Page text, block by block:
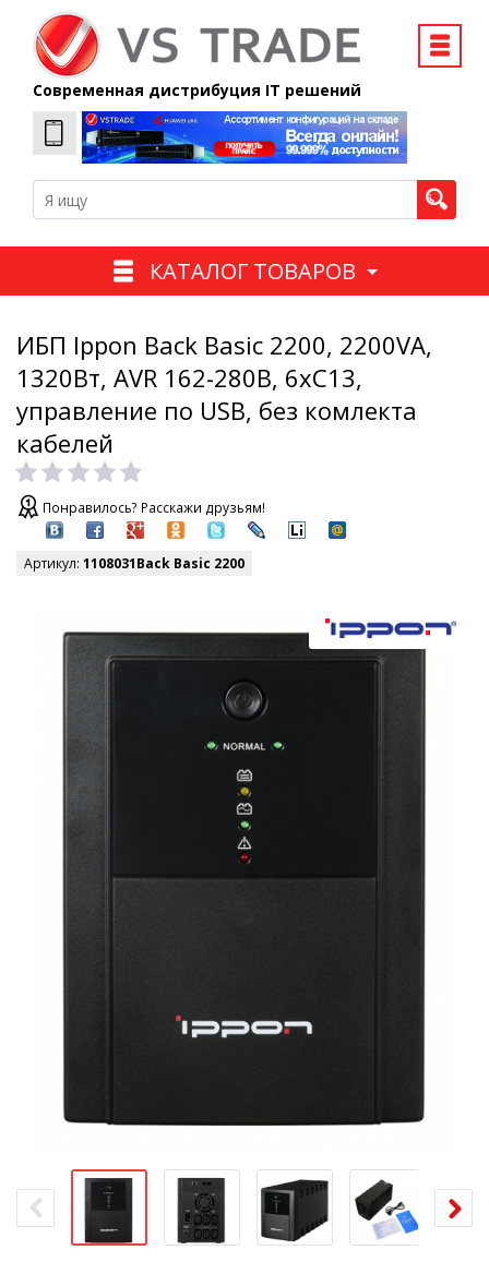
Современная дистрибуция IT решений
КАТАЛОГ ТОВАРОВ
ИБП Ippon Back Basic 2200, 2200VA,
1320Вт, AVR 162-280В, 6хС13,
управление по USB, без комлекта
кабелей
Понравилось? Расскажи друзьям!
Артикул: 1108031Back Basic 2200